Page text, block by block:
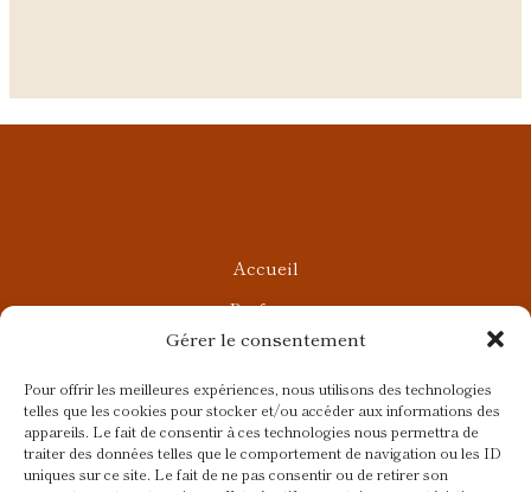
Gérer le consentement
Pour offrir les meilleures expériences, nous utilisons des technologies
telles que les cookies pour stocker et/ou accéder aux informations des
appareils. Le fait de consentir à ces technologies nous permettra de
traiter des données telles que le comportement de navigation ou les ID
uniques sur ce site. Le fait de ne pas consentir ou de retirer son
Accueil
Parfums
Ateliers privés
Rendez-vous Beauté
Rendez-vous Parfumés
Contact